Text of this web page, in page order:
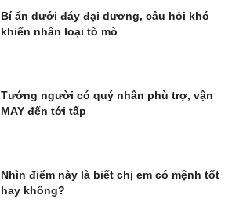
Bí ẩn dưới đáy đại dương, câu hỏi khó
khiến nhân loại tò mò
Tướng người có quý nhân phù trợ, vận
MAY đến tới tấp
Nhìn điểm này là biết chị em có mệnh tốt
hay không?